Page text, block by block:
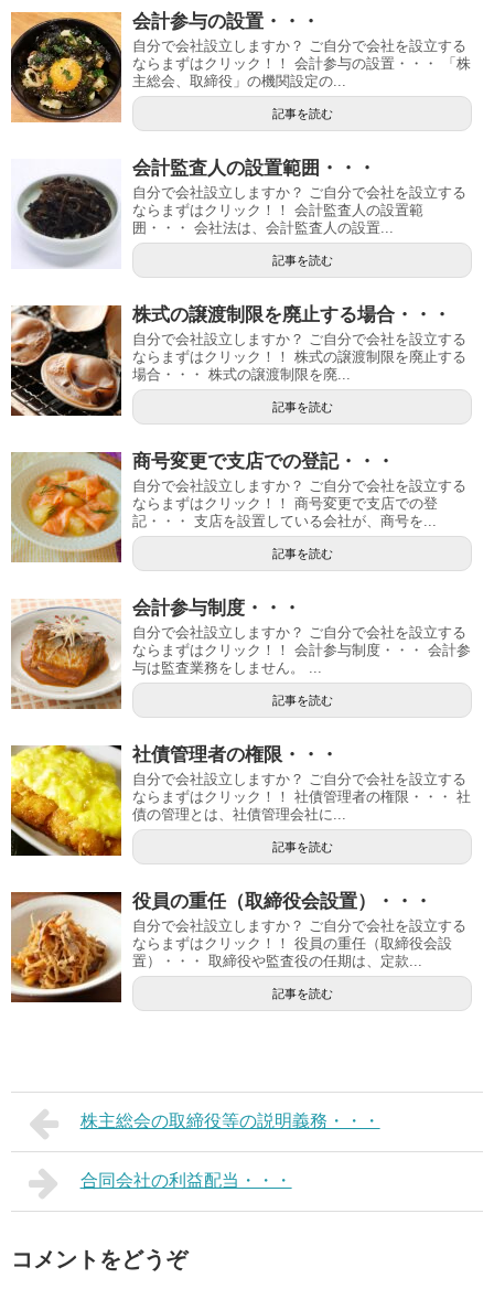
会計参与の設置・・・
自分で会社設立しますか？ ご自分で会社を設立する
ならまずはクリック！！ 会計参与の設置・・・ 「株
主総会、取締役」の機関設定の...
記事を読む
会計監査人の設置範囲・・・
自分で会社設立しますか？ ご自分で会社を設立する
ならまずはクリック！！ 会計監査人の設置範
囲・・・ 会社法は、会計監査人の設置...
記事を読む
株式の譲渡制限を廃止する場合・・・
自分で会社設立しますか？ ご自分で会社を設立する
ならまずはクリック！！ 株式の譲渡制限を廃止する
場合・・・ 株式の譲渡制限を廃...
記事を読む
商号変更で支店での登記・・・
自分で会社設立しますか？ ご自分で会社を設立する
ならまずはクリック！！ 商号変更で支店での登
記・・・ 支店を設置している会社が、商号を...
記事を読む
会計参与制度・・・
自分で会社設立しますか？ ご自分で会社を設立する
ならまずはクリック！！ 会計参与制度・・・ 会計参
与は監査業務をしません。 ...
記事を読む
社債管理者の権限・・・
自分で会社設立しますか？ ご自分で会社を設立する
ならまずはクリック！！ 社債管理者の権限・・・ 社
債の管理とは、社債管理会社に...
記事を読む
役員の重任（取締役会設置）・・・
自分で会社設立しますか？ ご自分で会社を設立する
ならまずはクリック！！ 役員の重任（取締役会設
置）・・・ 取締役や監査役の任期は、定款...
記事を読む
株主総会の取締役等の説明義務・・・
合同会社の利益配当・・・
コメントをどうぞ